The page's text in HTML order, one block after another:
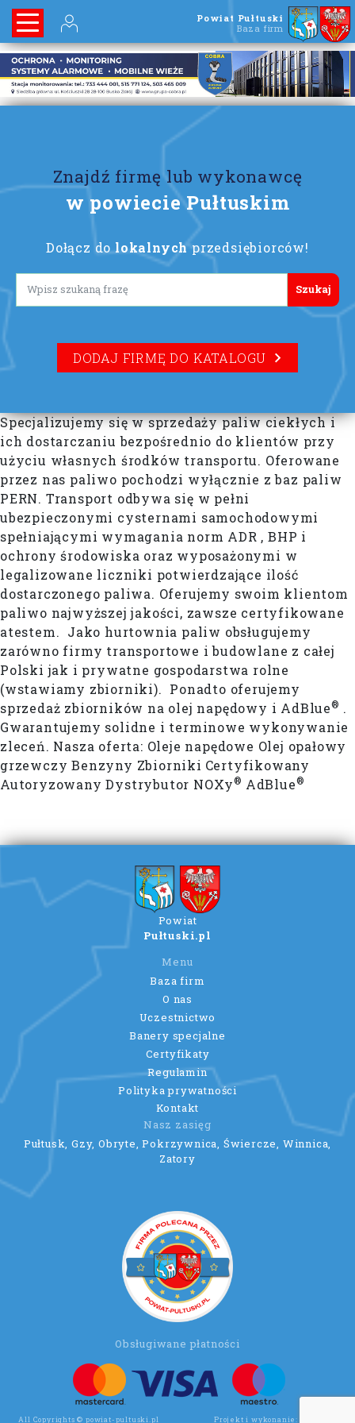
Powiat Pułtuski
Baza firm
Znajdź firmę lub wykonawcę
w powiecie Pułtuskim
Dołącz do lokalnych przedsiębiorców!
Lorem ipsum
DODAJ FIRMĘ DO KATALOGU
Specjalizujemy się w sprzedaży paliw ciekłych i
ich dostarczaniu bezpośrednio do klientów przy
użyciu własnych środków transportu. Oferowane
przez nas paliwo pochodzi wyłącznie z baz paliw
PERN. Transport odbywa się w pełni
ubezpieczonymi cysternami samochodowymi
spełniającymi wymagania norm ADR , BHP i
ochrony środowiska oraz wyposażonymi w
legalizowane liczniki potwierdzające ilość
dostarczonego paliwa. Oferujemy swoim klientom
paliwo najwyższej jakości, zawsze certyfikowane
atestem. Jako hurtownia paliw obsługujemy
zarówno firmy transportowe i budowlane z całej
Polski jak i prywatne gospodarstwa rolne
(wstawiamy zbiorniki). Ponadto oferujemy
sprzedaż zbiorników na olej napędowy i AdBlue® .
Gwarantujemy solidne i terminowe wykonywanie
zleceń. Nasza oferta: Oleje napędowe Olej opałowy
grzewczy Benzyny Zbiorniki Certyfikowany
Autoryzowany Dystrybutor NOXy® AdBlue®
Powiat
Pułtuski.pl
Menu
Baza firm
O nas
Uczestnictwo
Banery specjalne
Certyfikaty
Regulamin
Polityka prywatności
Kontakt
Nasz zasięg
Pułtusk, Gzy, Obryte, Pokrzywnica, Świercze, Winnica,
Zatory
Obsługiwane płatności
All Copyrights © powiat-pultuski.pl Projekt i wykonanie: